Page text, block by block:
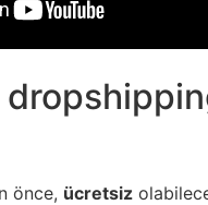
önce, ücretsiz